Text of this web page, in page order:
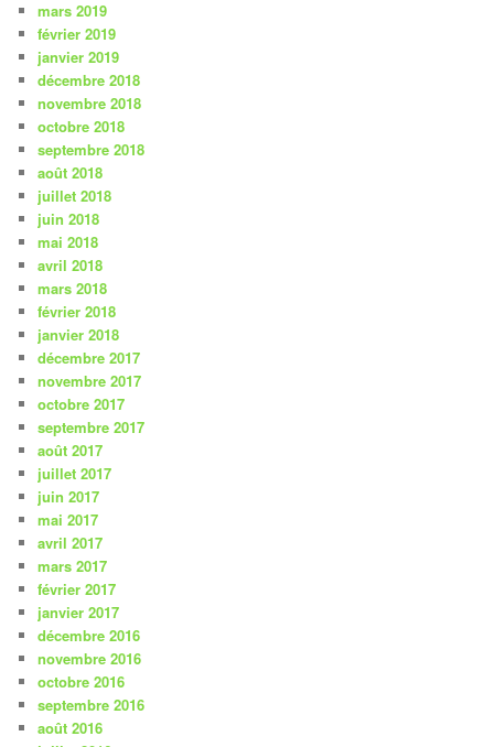
mars 2019
février 2019
janvier 2019
décembre 2018
novembre 2018
octobre 2018
septembre 2018
août 2018
juillet 2018
juin 2018
mai 2018
avril 2018
mars 2018
février 2018
janvier 2018
décembre 2017
novembre 2017
octobre 2017
septembre 2017
août 2017
juillet 2017
juin 2017
mai 2017
avril 2017
mars 2017
février 2017
janvier 2017
décembre 2016
novembre 2016
octobre 2016
septembre 2016
août 2016